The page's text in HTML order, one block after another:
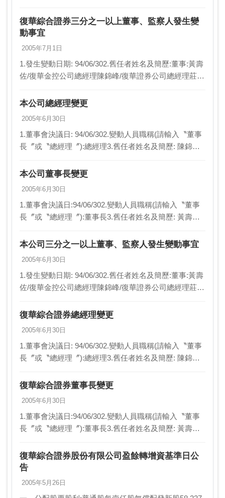
織規程案。6.因應措施:…
復華綜合證券三分之一以上董事、監察人發生變
動事宜
2005年7月1日
1.發生變動日期: 94/06/302.舊任者姓名及簡歷:董事:黃壽
佐/復華金控公司總經理陳錦峰/復華證券公司總經理莊有
冠勳/復華證券公司董事監察…
本公司總經理變更
2005年6月30日
1.董事會決議日: 94/06/302.變動人員職稱(請輸入〝董事
長〞或〝總經理〞):總經理3.舊任者姓名及簡歷: 陳錦
添富，元大京華證券（股）…
本公司董事長變更
2005年6月30日
1.董事會決議日:94/06/302.變動人員職稱(請輸入〝董事
長〞或〝總經理〞):董事長3.舊任者姓名及簡歷: 黃壽
歷: 高抗勝，復華商業銀行（股…
本公司三分之一以上董事、監察人發生變動事宜
2005年6月30日
1.發生變動日期: 94/06/302.舊任者姓名及簡歷:董事:黃壽
佐/復華金控公司總經理陳錦峰/復華證券公司總經理莊有
冠勳/復華證券公司董事監察…
復華綜合證券總經理變更
2005年6月30日
1.董事會決議日: 94/06/302.變動人員職稱(請輸入〝董事
長〞或〝總經理〞):總經理3.舊任者姓名及簡歷: 陳錦
添富，元大京華證券（股）…
復華綜合證券董事長變更
2005年6月30日
1.董事會決議日:94/06/302.變動人員職稱(請輸入〝董事
長〞或〝總經理〞):董事長3.舊任者姓名及簡歷: 黃壽
歷: 高抗勝，復華商業銀行（股…
復華綜合證券股份有限公司盈餘轉增資基準日公
告
2005年5月26日